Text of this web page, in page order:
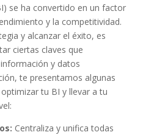
se ha convertido en un factor
y la​ competitividad.
y alcanzar el éxito, es
ciertas claves⁢ que
y datos
te⁣ presentamos algunas
tu BI y llevar a tu
Centraliza y unifica⁣ todas